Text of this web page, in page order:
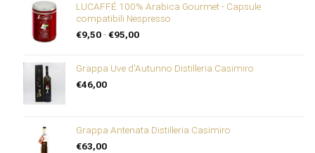
LUCAFFÉ 100% Arabica Gourmet - Capsule
compatibili Nespresso
€9,50 - €95,00Fascia
da
Grappa Uve d'Autunno Distilleria Casimiro
€46,00
Grappa Antenata Distilleria Casimiro
€63,00